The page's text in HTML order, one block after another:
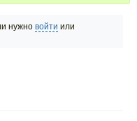
нужно войти или